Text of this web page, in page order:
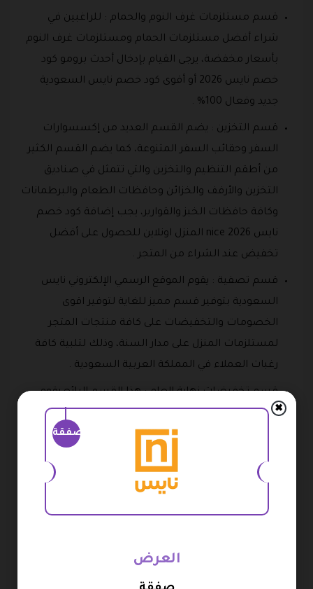
قسم مستلزمات غرف النوم والحمام : للراغبين في
شراء أفضل مستلزمات الحمام ومستلزمات غرف النوم
بأسعار مخفضة، يرجى القيام بإدخال أحدث برومو كود
خصم نايس 2026 أو أقوى كود خصم نايس السعودية
جديد وفعال 100% .
قسم التخزين : يضم القسم العديد من إكسسوارات
السفر وحقائب السفر المتنوعة، كما يضم القسم الكثير
من أطقم التنظيم والتخزين والتي تتمثل في صناديق
التخزين والأرفف والخزائن وحافظات الطعام والبرطمانات
وكافة حافظات الخبز والقوارير، يجب إضافة كود خصم
نايس 2026 nice المنزل اونلاين للحصول على أفضل
تخفيض عند الشراء من المتجر .
قسم تصفية : يقوم الموقع الرسمي الإلكتروني نايس
السعودية بتوفير قسم مميز للغاية لتوفير اقوى
الخصومات والتخفيضات على كافة منتجات المتجر
لمستلزمات المنزل على مدار السنة، وذلك لتلبية كافة
رغبات العملاء في المملكة العربية السعودية .
قسم تخفيضات نهاية العام : هذا القسم الرائع يقوم
بوضع كافة العروض في نهاية كل عام، يستطيع كافة
العملاء الجدد والعملاء الحاليين الآن الحصول على جميع
تصل إلى 60% من الأسعار الأصلية .
ما هي طرق الدفع المتاحة في الموقع
يمكنكم القيام بدفع كافة فواتير متجر نايس من خلال أبل
صفقة
✖
العرض